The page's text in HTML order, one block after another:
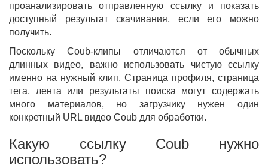
проанализировать отправленную ссылку и показать
доступный результат скачивания, если его можно
получить.
Поскольку Coub-клипы отличаются от обычных
длинных видео, важно использовать чистую ссылку
именно на нужный клип. Страница профиля, страница
тега, лента или результаты поиска могут содержать
много материалов, но загрузчику нужен один
конкретный URL видео Coub для обработки.
Какую ссылку Coub нужно
использовать?